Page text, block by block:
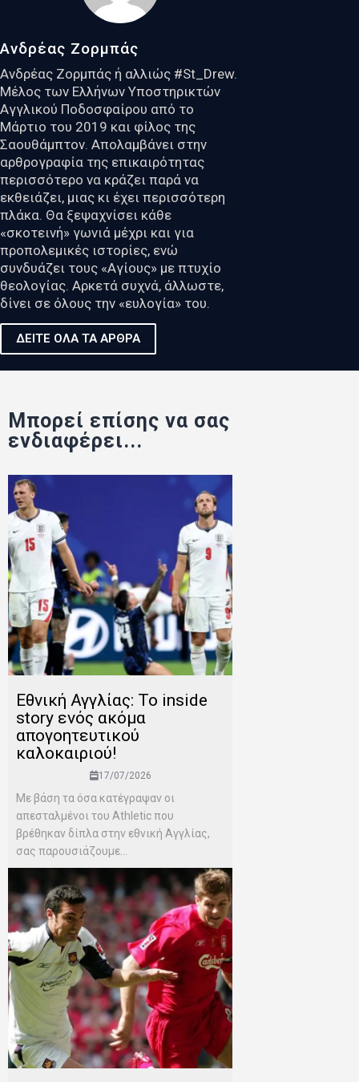
Ανδρέας Ζορμπάς
Ανδρέας Ζορμπάς ή αλλιώς #St_Drew.
Μέλος των Ελλήνων Υποστηρικτών
Αγγλικού Ποδοσφαίρου από το
Μάρτιο του 2019 και φίλος της
Σαουθάμπτον. Απολαμβάνει στην
αρθρογραφία της επικαιρότητας
περισσότερο να κράζει παρά να
εκθειάζει, μιας κι έχει περισσότερη
πλάκα. Θα ξεψαχνίσει κάθε
«σκοτεινή» γωνιά μέχρι και για
προπολεμικές ιστορίες, ενώ
συνδυάζει τους «Αγίους» με πτυχίο
θεολογίας. Αρκετά συχνά, άλλωστε,
δίνει σε όλους την «ευλογία» του.
ΔΕΙΤΕ ΟΛΑ ΤΑ ΑΡΘΡΑ
Μπορεί επίσης να σας
ενδιαφέρει...
Εθνική Αγγλίας: Το inside
story ενός ακόμα
απογοητευτικού
καλοκαιριού!
17/07/2026
Mε βάση τα όσα κατέγραψαν οι
απεσταλμένοι του Αthletic που
βρέθηκαν δίπλα στην εθνική Αγγλίας,
σας παρουσιάζουμε...